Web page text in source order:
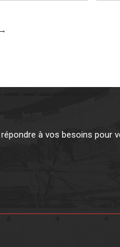
→
à vos besoins